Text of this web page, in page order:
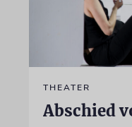
THEATER
Abschied